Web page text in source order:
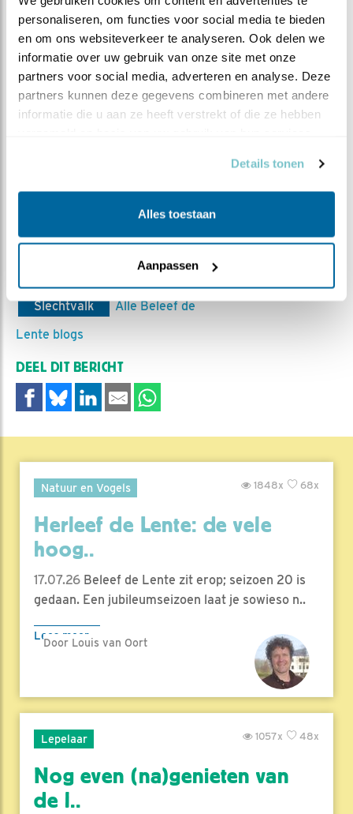
personaliseren, om functies voor social media te bieden
en om ons websiteverkeer te analyseren. Ook delen we
informatie over uw gebruik van onze site met onze
partners voor social media, adverteren en analyse. Deze
partners kunnen deze gegevens combineren met andere
informatie die u aan ze heeft verstrekt of die ze hebben
Details tonen
Alles toestaan
Aanpassen
Vrouw Rijks staat op zodat man broeden kan overnemen
Bewaar deze blog
Slechtvalk
Alle Beleef de
Lente blogs
DEEL DIT BERICHT
Natuur en Vogels 68x
1848x
Herleef de Lente: de vele
hoog..
17.07.26 Beleef de Lente zit erop; seizoen 20 is
gedaan. Een jubileumseizoen laat je sowieso n..
Lees meer
Door Louis van Oort
Lepelaar 48x
1057x
Nog even (na)genieten van
de l..